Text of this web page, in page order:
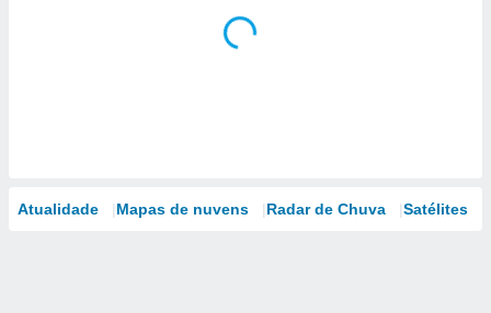
Atualidade Mapas de nuvens Radar de Chuva Satélites